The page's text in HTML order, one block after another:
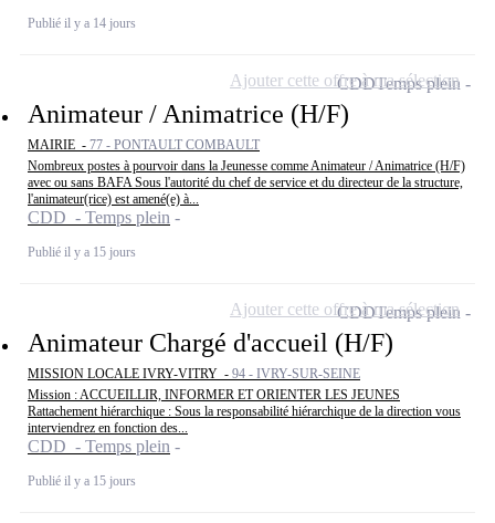
Publié il y a 14 jours
Animateur / Animatrice (H/F)
MAIRIE - 77 - PONTAULT COMBAULT
Nombreux postes à pourvoir dans la Jeunesse comme Animateur / Animatrice (H/F)
avec ou sans BAFA Sous l'autorité du chef de service et du directeur de la structure,
l'animateur(rice) est amené(e) à...
CDD - Temps plein
Publié il y a 15 jours
CDDTemps plein
Ajouter cette offre à ma sélection
Animateur Chargé d'accueil (H/F)
MISSION LOCALE IVRY-VITRY - 94 - IVRY-SUR-SEINE
Mission : ACCUEILLIR, INFORMER ET ORIENTER LES JEUNES
Rattachement hiérarchique : Sous la responsabilité hiérarchique de la direction vous
interviendrez en fonction des...
CDD - Temps plein
Publié il y a 15 jours
CDDTemps plein
Ajouter cette offre à ma sélection